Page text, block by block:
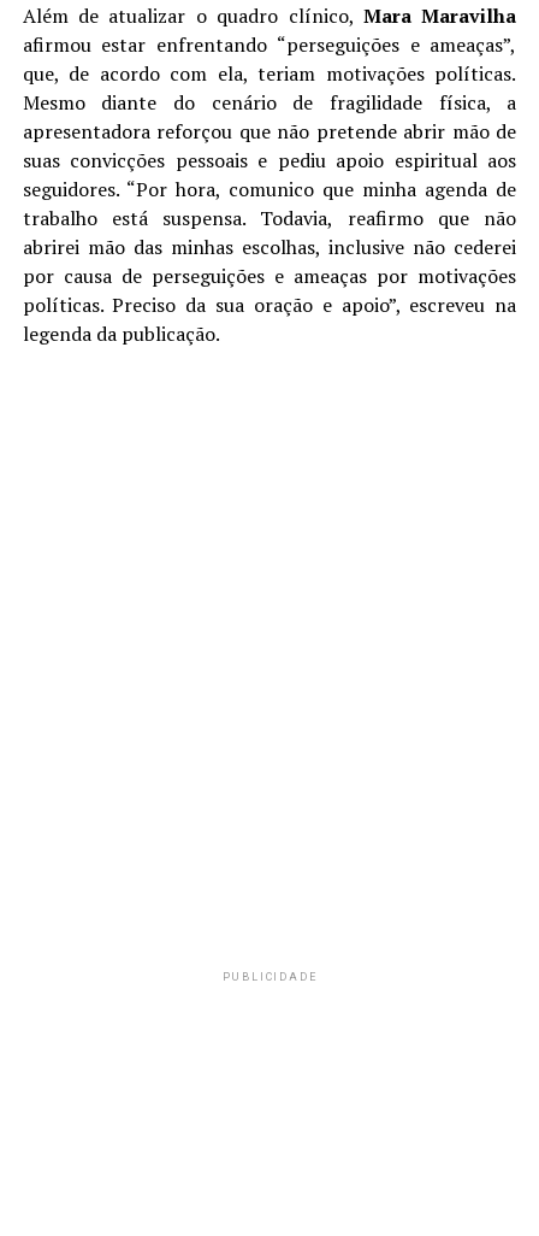
Além de atualizar o quadro clínico, Mara Maravilha
afirmou estar enfrentando “perseguições e ameaças”,
que, de acordo com ela, teriam motivações políticas.
Mesmo diante do cenário de fragilidade física, a
apresentadora reforçou que não pretende abrir mão de
suas convicções pessoais e pediu apoio espiritual aos
seguidores. “Por hora, comunico que minha agenda de
trabalho está suspensa. Todavia, reafirmo que não
abrirei mão das minhas escolhas, inclusive não cederei
por causa de perseguições e ameaças por motivações
políticas. Preciso da sua oração e apoio”, escreveu na
legenda da publicação.
PUBLICIDADE